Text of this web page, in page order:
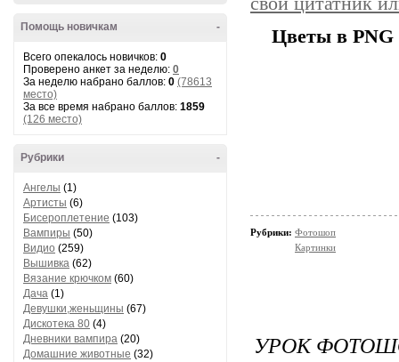
-
Помощь новичкам
Всего опекалось новичков: 0
Проверено анкет за неделю: 0
За неделю набрано баллов: 0 (78613
место)
За все время набрано баллов: 1859
(126 место)
-
Рубрики
Ангелы (1)
Артисты (6)
Бисероплетение (103)
Вампиры (50)
Видио (259)
Вышивка (62)
Вязание крючком (60)
Дача (1)
Девушки,женьщины (67)
Дискотека 80 (4)
Дневники вампира (20)
Домашние животные (32)
Цветы в PNG
Рубрики: Фотошоп
Картинки
УРОК